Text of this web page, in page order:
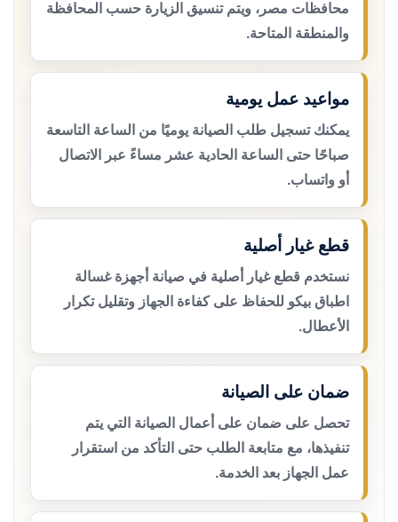
محافظات مصر، ويتم تنسيق الزيارة حسب المحافظة
والمنطقة المتاحة.
مواعيد عمل يومية
يمكنك تسجيل طلب الصيانة يوميًا من الساعة التاسعة
صباحًا حتى الساعة الحادية عشر مساءً عبر الاتصال
أو واتساب.
قطع غيار أصلية
نستخدم قطع غيار أصلية في صيانة أجهزة غسالة
اطباق بيكو للحفاظ على كفاءة الجهاز وتقليل تكرار
الأعطال.
ضمان على الصيانة
تحصل على ضمان على أعمال الصيانة التي يتم
تنفيذها، مع متابعة الطلب حتى التأكد من استقرار
عمل الجهاز بعد الخدمة.